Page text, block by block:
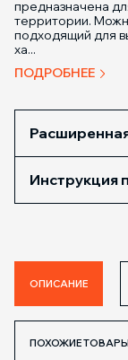
предназначена
территории.
подходящий для
ха...
ПОДРОБНЕЕ
Инструкция
ОПИСАНИЕ
ПОХОЖИЕ ТОВАРЫ